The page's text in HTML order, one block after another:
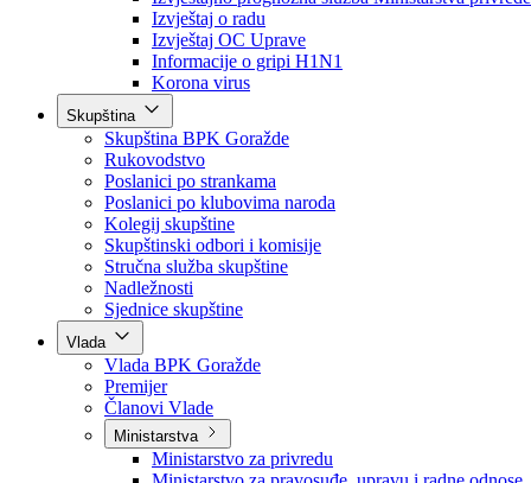
Obavještenja i izvještaji
Obavještenja Vlade
Izvještajno prognozna služba Ministarstva privrede
Izvještaj o radu
Izvještaj OC Uprave
Informacije o gripi H1N1
Korona virus
Skupština
Skupština BPK Goražde
Rukovodstvo
Poslanici po strankama
Poslanici po klubovima naroda
Kolegij skupštine
Skupštinski odbori i komisije
Stručna služba skupštine
Nadležnosti
Sjednice skupštine
Vlada
Vlada BPK Goražde
Premijer
Članovi Vlade